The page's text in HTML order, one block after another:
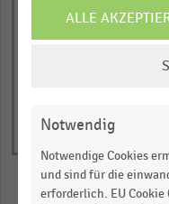
ALLE
Notwendig
Notwendige Cookies
und sind für die
erforderlich. EU Cookie